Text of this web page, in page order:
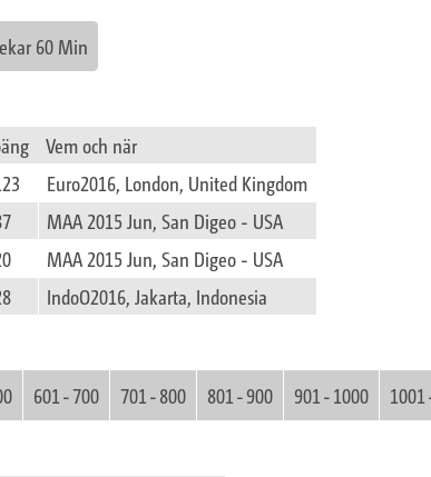
60 Min
Vem och när
Euro2016, London, United Kingdom
MAA 2015 Jun, San Digeo - USA
MAA 2015 Jun, San Digeo - USA
IndoO2016, Jakarta, Indonesia
601 - 700 701 - 800 801 - 900 901 - 1000 1001